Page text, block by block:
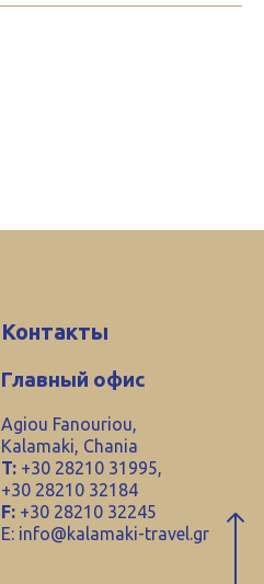
Контакты
Главный офис
Agiou Fanouriou,
Kalamaki, Chania
T: +30 28210 31995,
+30 28210 32184
F: +30 28210 32245
E: info@kalamaki-travel.gr